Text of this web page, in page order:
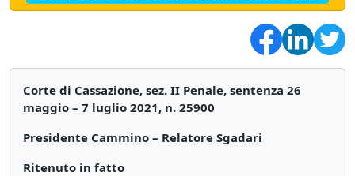
Corte di Cassazione, sez. II Penale, sentenza 26
maggio – 7 luglio 2021, n. 25900
Presidente Cammino – Relatore Sgadari
Ritenuto in fatto